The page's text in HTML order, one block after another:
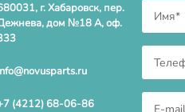
г. Хабаровск, пер.
дом №18 А, оф.
(4212) 68-06-86